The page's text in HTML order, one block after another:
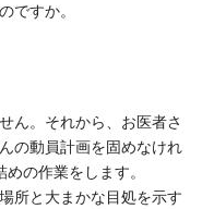
ですか。
ん。それから、お医者さ
の動員計画を固めなけれ
の作業をします。
所と大まかな目処を示す